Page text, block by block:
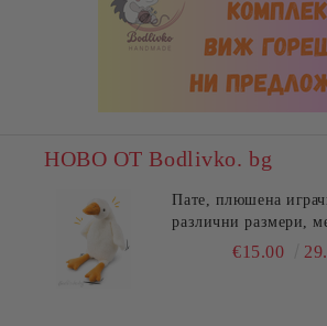
НОВО ОТ Bodlivko. bg
Пате, плюшена
различни размери,
€15.00